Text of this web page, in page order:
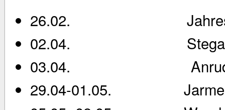
26.02.
02.04. Stegaufbau
03.04.
29.04-01.05.